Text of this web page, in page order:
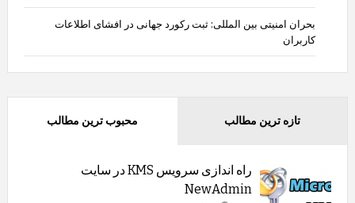
بحران امنیتی بین المللی: ثبت رکورد جهانی در افشای اطلاعات
کاربران
محبوب ترین مطالب تازه ترین مطالب
راه اندازی سرویس KMS در سایت
NewAdmin